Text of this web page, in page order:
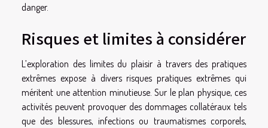
danger.
Risques et limites à considérer
L’exploration des limites du plaisir à travers des pratiques
extrêmes expose à divers risques pratiques extrêmes qui
méritent une attention minutieuse. Sur le plan physique, ces
activités peuvent provoquer des dommages collatéraux tels
que des blessures, infections ou traumatismes corporels,